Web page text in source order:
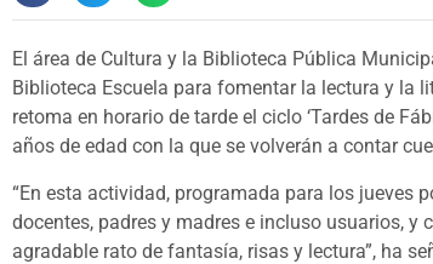
El área de Cultura y la Biblioteca Pública
Biblioteca Escuela para fomentar la lectura y la
retoma en horario de tarde el ciclo ‘Tardes de
años de edad con la que se volverán a contar
“En esta actividad, programada para los jueves
docentes, padres y madres e incluso usuarios,
agradable rato de fantasía, risas y lectura”, ha